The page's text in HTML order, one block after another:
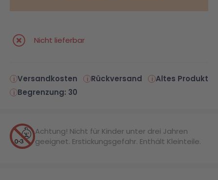
Nicht lieferbar
Versandkosten Rückversand
Altes Produkt
Begrenzung: 30
Achtung! Nicht für Kinder unter drei Jahren
geeignet. Erstickungsgefahr. Enthält Kleinteile.